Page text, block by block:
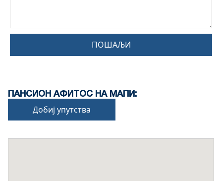
ПОШАЉИ
ПАНСИОН АФИТОС НА МАПИ:
Добиј упутства